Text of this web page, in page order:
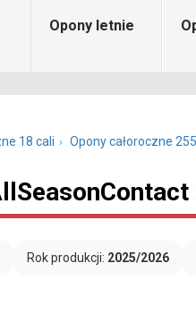
Opony letnie
18 cali Opony całoroczne
Rok produkcji: 2025/2026